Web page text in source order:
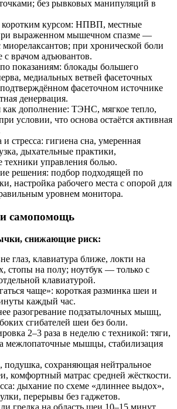
без рывковых манипуляций в
курсом: НПВП, местные
выраженном мышечном спазме —
миорелаксантов; при хронической боли
врачом адъювантов.
показаниям: блокады большего
медиальных ветвей фасеточных
фасеточном источнике
денервация.
как дополнение: ТЭНС, мягкое тепло,
условии, что основа остаётся активная
стресса: гигиена сна, умеренная
дыхательные практики,
техники управления болью.
решения: подбор подходящей по
настройка рабочего места с опорой для
уровнем монитора.
самопомощь
снижающие риск:
глаз, клавиатура ближе, локти на
стопы на полу; ноутбук — только с
клавиатурой.
чаще»: короткая разминка шеи и
каждый час.
разогревание подзатылочных мышц,
сгибателей шеи без боли.
2–3 раза в неделю с техникой: тяги,
межлопаточные мышцы, стабилизация
подушка, сохраняющая нейтральное
комфортный матрас средней жёсткости.
дыхание по схеме «длиннее выдох»,
перерывы без гаджетов.